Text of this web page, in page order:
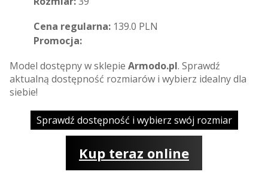
Cena regularna: 139.0 PLN
Promocja:
Model dostępny w sklepie Armodo.pl. Sprawdź
aktualną dostępność rozmiarów i wybierz idealny dla
siebie!
Sprawdź dostępność i wybierz swój rozmiar
Kup teraz online